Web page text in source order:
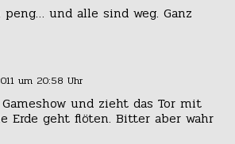
und alle sind weg. Ganz
um 20:58 Uhr
und zieht das Tor mit
Erde geht flöten. Bitter aber wahr